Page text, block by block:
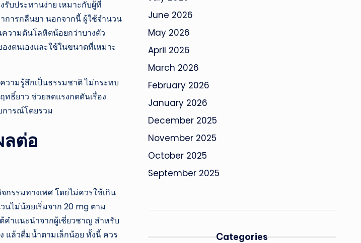
รับประทานง่าย เหมาะกับผู้ที่
การกลืนยา นอกจากนี้ ผู้ใช้จำนวน
วามดันโลหิตน้อยกว่าบางตัว
งตนเองและใช้ในขนาดที่เหมาะ
วามรู้สึกเป็นธรรมชาติ ไม่กระทบ
ธิ์ยาว ช่วยลดแรงกดดันเรื่อง
การณ์โดยรวม
ต่อ
รรมทางเพศ โดยไม่ควรใช้เกิน
ไม่น้อยเริ่มจาก 20 mg ตาม
ำแนะนำจากผู้เชี่ยวชาญ สำหรับ
แล้วดื่มน้ำตามเล็กน้อย ทั้งนี้ ควร
June 2026
May 2026
April 2026
March 2026
February 2026
January 2026
December 2025
November 2025
October 2025
September 2025
Categories